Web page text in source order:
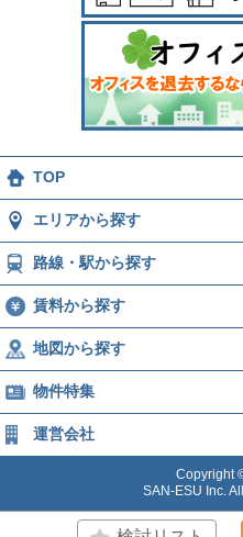
TOP
エリアから探す
路線・駅から探す
賃料から探す
地図から探す
物件特集
運営会社
Copyright
SAN-ESU Inc.